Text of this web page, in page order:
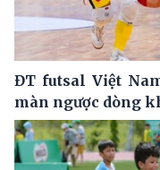
ĐT futsal Việt
màn ngược dòng